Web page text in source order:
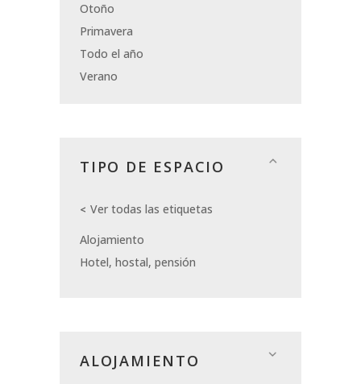
Otoño
Primavera
Todo el año
Verano
TIPO DE ESPACIO
Ver todas las etiquetas
Alojamiento
Hotel, hostal, pensión
ALOJAMIENTO